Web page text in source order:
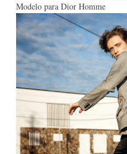
Modelo para Dior Homme